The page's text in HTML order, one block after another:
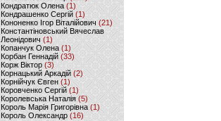
Кондратюк Олена(1)
Кондрашенко Сергій (1)
Кононенко Ігор Віталійович (21)
Константіновський Вячеслав
Леонідович (1)
Копанчук Олена (1)
Корбан Геннадій (33)
Корж Віктор (3)
Корнацький Аркадій (2)
Корнійчук Євген (1)
Коровченко Сергій (1)
Королевська Наталія(5)
Король Марія Григорівна (1)
Король Олександр (16)